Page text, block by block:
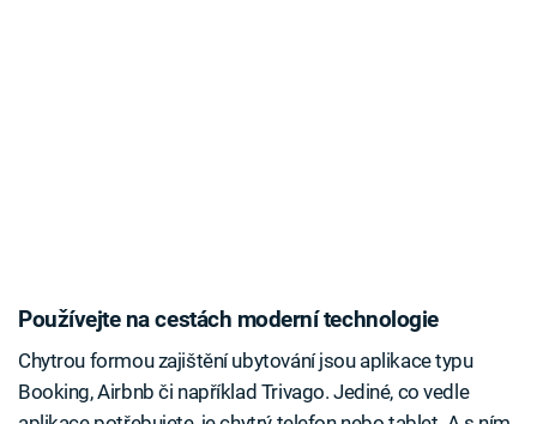
Používejte na cestách moderní technologie
Chytrou formou zajištění ubytování jsou aplikace typu
Booking, Airbnb či například Trivago. Jediné, co vedle